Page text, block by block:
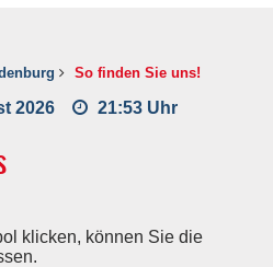
So finden Sie uns!
2026 21:53 Uhr
klicken, können Sie die